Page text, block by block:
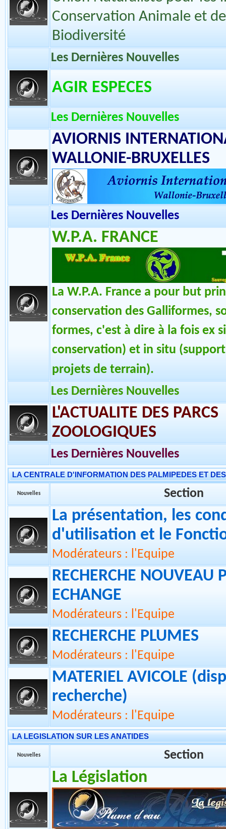
Les Bagues
UNICAB
Union Naturaliste pour les
Conservation Animale et
Biodiversité
AGIR ESPECES
Les Dernières Nouvelles
AVIORNIS
WALLONIE-BRUXELLES
Les Dernières Nouvelles
W.P.A. FRANCE
La W.P.A. France a pour but
conservation des Galliformes,
formes, c'est à dire à la fois ex
conservation) et in situ
projets de terrain).
Les Dernières Nouvelles
L'ACTUALITE DES PARCS
ZOOLOGIQUES
Les Dernières Nouvelles
LA CENTRALE D'INFORMATION DES PALMIPEDES ET
Nouvelles Section
La présentation, les
d'utilisation et le
Modérateurs : l'Equipe
RECHERCHE NOUVEAU
ECHANGE
Modérateurs : l'Equipe
RECHERCHE PLUMES
Modérateurs : l'Equipe
MATERIEL AVICOLE
recherche)
Modérateurs : l'Equipe
LA LEGISLATION SUR LES ANATIDES
Section
La Législation